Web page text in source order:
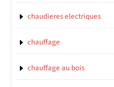
chaudieres electriques
chauffage
chauffage au bois